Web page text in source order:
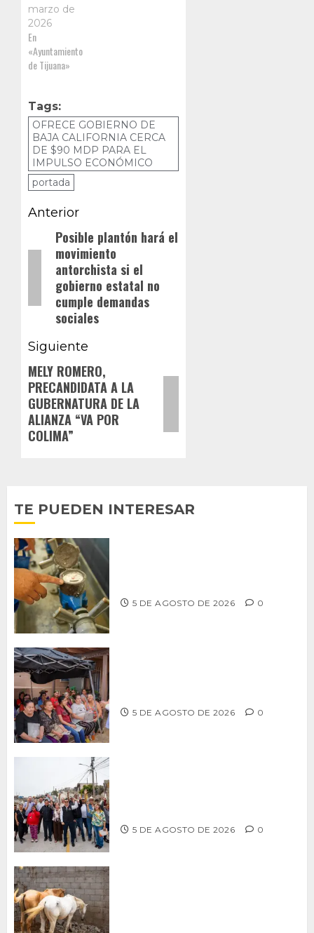
marzo de
2026
En
«Ayuntamiento
de Tijuana»
Tags:
OFRECE GOBIERNO DE
BAJA CALIFORNIA CERCA
DE $90 MDP PARA EL
IMPULSO ECONÓMICO
portada
Navegación
entradas
Anterior
Entrada
anterior:
Posible plantón hará el
movimiento
antorchista si el
gobierno estatal no
cumple demandas
sociales
Siguiente
Siguiente
entrada:
MELY ROMERO,
PRECANDIDATA A LA
GUBERNATURA DE LA
ALIANZA “VA POR
COLIMA”
TE PUEDEN INTERESAR
5 DE AGOSTO DE 2026 0
5 DE AGOSTO DE 2026 0
5 DE AGOSTO DE 2026 0